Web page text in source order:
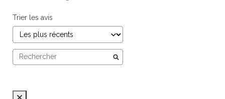
Trier les avis